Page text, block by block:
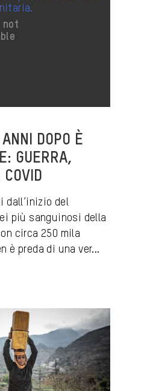
DOPO È
GUERRA,
dall’inizio del
più sanguinosi della
circa 250 mila
è preda di una ver...